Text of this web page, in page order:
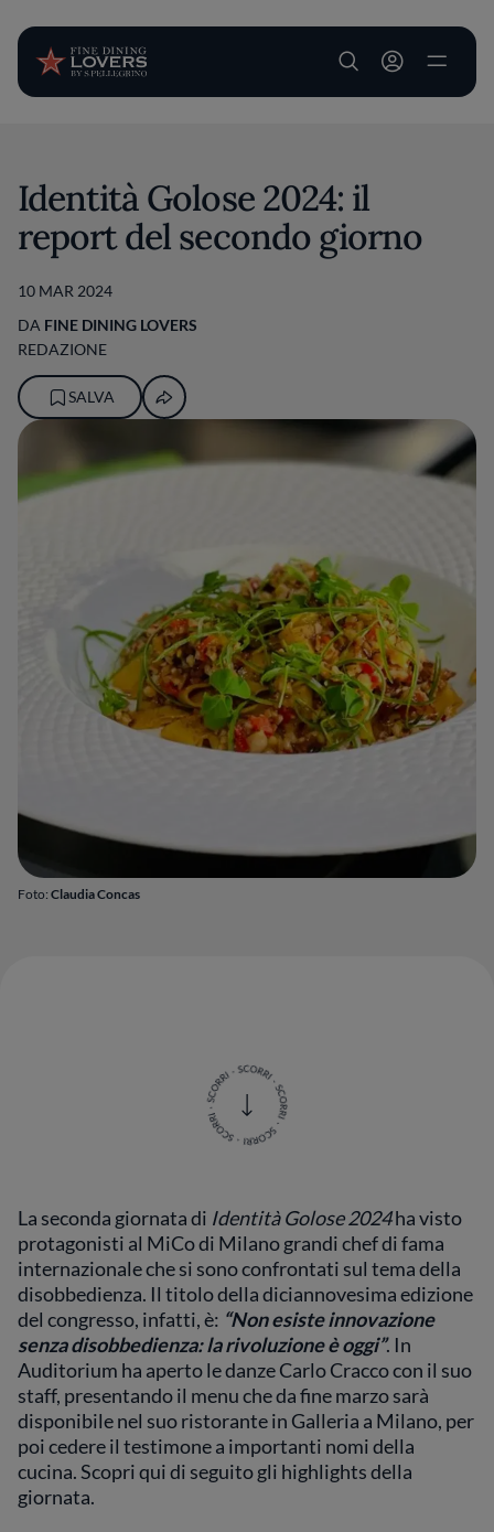
User account
Foto: Claudia Concas
Identità Golose 2024: il
report del secondo giorno
10 MAR 2024
DA FINE DINING LOVERS
REDAZIONE
SALVA
La seconda giornata di Identità Golose 2024ha visto
protagonisti al MiCo di Milano grandi chef di fama
internazionale che si sono confrontati sul tema della
disobbedienza. Il titolo della diciannovesima edizione
del congresso, infatti, è: “Non esiste innovazione
senza disobbedienza: la rivoluzione è oggi”. In
Auditorium ha aperto le danze Carlo Cracco con il suo
staff, presentando il menu che da fine marzo sarà
disponibile nel suo ristorante in Galleria a Milano, per
poi cedere il testimone a importanti nomi della
cucina. Scopri qui di seguito gli highlights della
giornata.